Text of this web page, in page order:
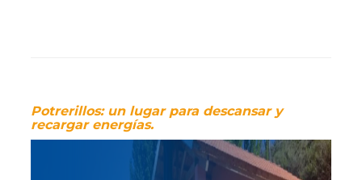
Potrerillos: un lugar para descansar y
recargar energías.